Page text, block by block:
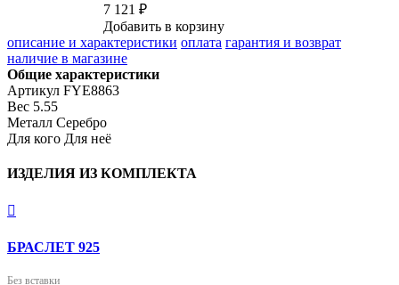
7 121 ₽
Добавить в корзину
описание и характеристики оплата гарантия и возврат
наличие в магазине
Общие характеристики
Артикул FYE8863
Вес 5.55
Металл Серебро
Для кого Для неё
ИЗДЕЛИЯ ИЗ КОМПЛЕКТА

БРАСЛЕТ 925
Без вставки